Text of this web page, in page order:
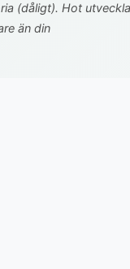
(dåligt). Hot
än din